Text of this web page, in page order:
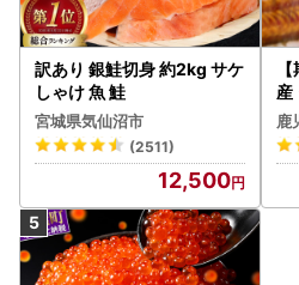
訳あり 銀鮭切身 約2kg サケ
しゃけ 魚 鮭
宮城県気仙沼市
(2511)
12,500
産
う
鹿